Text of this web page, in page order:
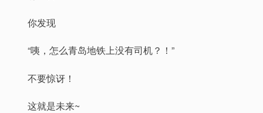
你发现
“咦，怎么青岛地铁上没有司机？！”
不要惊讶！
这就是未来~